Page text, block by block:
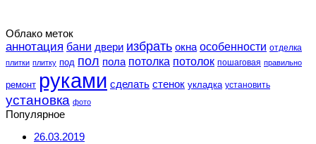
Облако меток
аннотация бани двери избрать окна особенности отделка
плитки плитку под пол пола потолка потолок пошаговая правильно
ремонт руками сделать стенок укладка установить
установка фото
Популярное
26.03.2019